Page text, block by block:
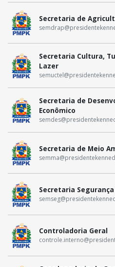
Secretaria de
Secretaria Cultura,
Lazer
Secretaria de
Econômico
Secretaria de Meio
Secretaria
Controladoria Geral